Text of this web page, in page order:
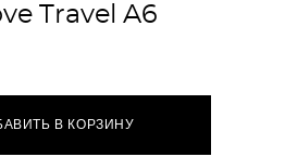
Travel A6
В КОРЗИНУ